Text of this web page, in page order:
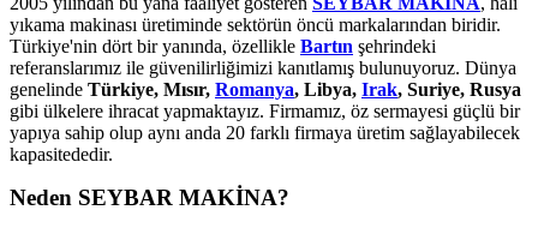
yıkama makinası üretiminde sektörün öncü markalarından biridir.
Türkiye'nin dört bir yanında, özellikle Bartın şehrindeki
referanslarımız ile güvenilirliğimizi kanıtlamış bulunuyoruz. Dünya
genelinde Türkiye, Mısır, Romanya, Libya, Irak, Suriye, Rusya
gibi ülkelere ihracat yapmaktayız. Firmamız, öz sermayesi güçlü bir
yapıya sahip olup aynı anda 20 farklı firmaya üretim sağlayabilecek
kapasitededir.
Neden SEYBAR MAKİNA?